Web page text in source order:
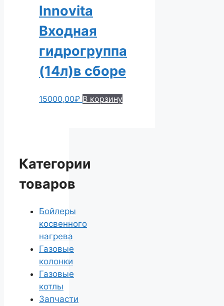
Innovita
Входная
гидрогруппа
(14л)в сборе
15000,00₽ В корзину
Категории
товаров
Бойлеры
косвенного
нагрева
Газовые
колонки
Газовые
котлы
Запчасти